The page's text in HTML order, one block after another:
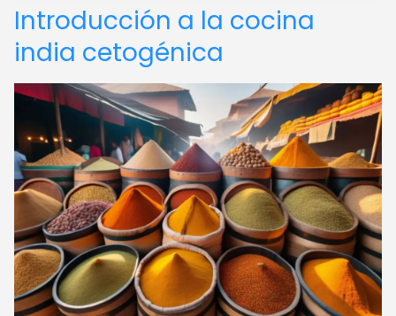
Introducción a la cocina
india cetogénica